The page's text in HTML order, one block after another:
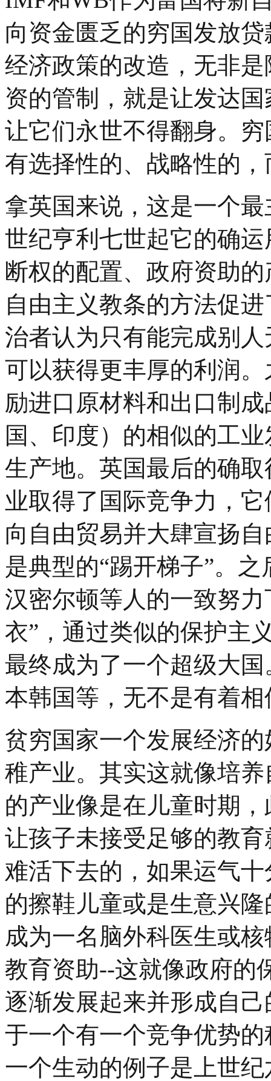
向资金匮乏的穷国发放
经济政策的改造，无非
资的管制，就是让发达
让它们永世不得翻身。
有选择性的、战略性的
拿英国来说，这是一个
世纪亨利七世起它的确
断权的配置、政府资助
自由主义教条的方法促
治者认为只有能完成别
可以获得更丰厚的利润
励进口原材料和出口制
国、印度）的相似的工
生产地。英国最后的确
业取得了国际竞争力，
向自由贸易并大肆宣扬
是典型的“踢开梯子”。
汉密尔顿等人的一致努
衣”，通过类似的保护主
最终成为了一个超级大
本韩国等，无不是有着
贫穷国家一个发展经济
稚产业。其实这就像培
的产业像是在儿童时期
让孩子未接受足够的教
难活下去的，如果运气
的擦鞋儿童或是生意兴
成为一名脑外科医生或
教育资助--这就像政府的
逐渐发展起来并形成自
于一个有一个竞争优势
一个生动的例子是上世